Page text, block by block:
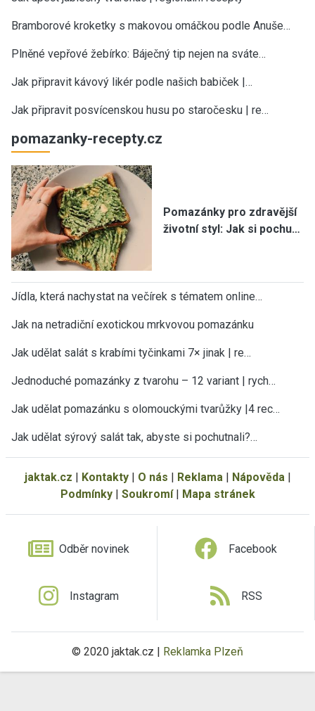
Bramborové kroketky s makovou omáčkou podle Anuše…
Plněné vepřové žebírko: Báječný tip nejen na sváte…
Jak připravit kávový likér podle našich babiček |…
Jak připravit posvícenskou husu po staročesku | re…
pomazanky-recepty.cz
Pomazánky pro zdravější
životní styl: Jak si pochu…
Jídla, která nachystat na večírek s tématem online…
Jak na netradiční exotickou mrkvovou pomazánku
Jak udělat salát s krabími tyčinkami 7× jinak | re…
Jednoduché pomazánky z tvarohu – 12 variant | rych…
Jak udělat pomazánku s olomouckými tvarůžky |4 rec…
Jak udělat sýrový salát tak, abyste si pochutnali?…
jaktak.cz | Kontakty| O nás | Reklama | Nápověda |
Podmínky| Soukromí| Mapa stránek
Odběr novinek Facebook
Instagram RSS
© 2020 jaktak.cz | Reklamka Plzeň